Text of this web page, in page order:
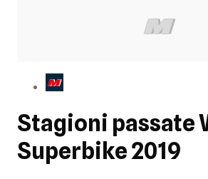
Stagioni passate
Superbike 2019